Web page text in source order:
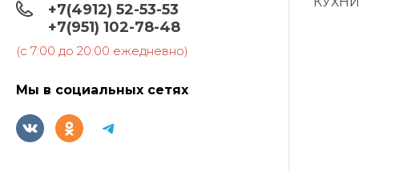
+7(4912) 52-53-53
+7(951) 102-78-48
(c 7:00 до 20:00 ежедневно)
Мы в социальных сетях